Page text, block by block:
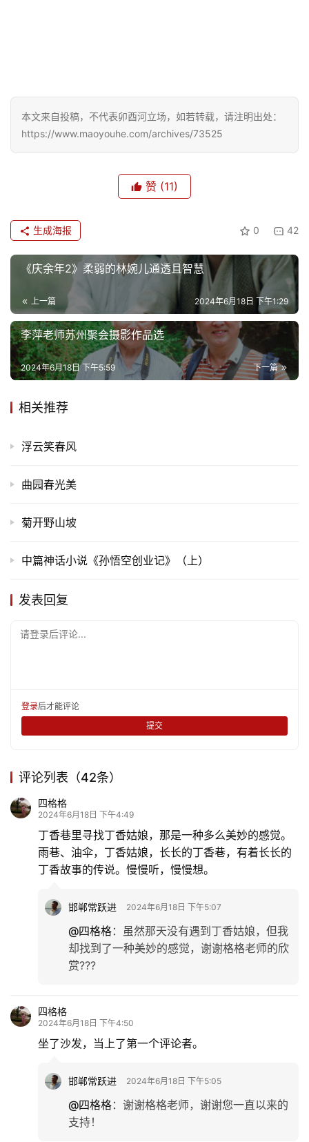
本文来自投稿，不代表卯酉河立场，如若转载，请注明出处：
https://www.maoyouhe.com/archives/73525
赞 (11)
0 42
生成海报
《庆余年2》柔弱的林婉儿通透且智慧
上一篇 2024年6月18日 下午1:29
李萍老师苏州聚会摄影作品选
下一篇
2024年6月18日 下午5:59
相关推荐
浮云笑春风
曲园春光美
菊开野山坡
中篇神话小说《孙悟空创业记》（上）
发表回复
请登录后评论...
登录后才能评论
提交
评论列表（42条）
四格格
2024年6月18日 下午4:49
丁香巷里寻找丁香姑娘，那是一种多么美妙的感觉。
雨巷、油伞，丁香姑娘，长长的丁香巷，有着长长的
丁香故事的传说。慢慢听，慢慢想。
邯郸常跃进 2024年6月18日 下午5:07
@四格格： 虽然那天没有遇到丁香姑娘，但我
却找到了一种美妙的感觉，谢谢格格老师的欣
赏???
四格格
2024年6月18日 下午4:50
坐了沙发，当上了第一个评论者。
邯郸常跃进 2024年6月18日 下午5:05
@四格格： 谢谢格格老师，谢谢您一直以来的
支持！